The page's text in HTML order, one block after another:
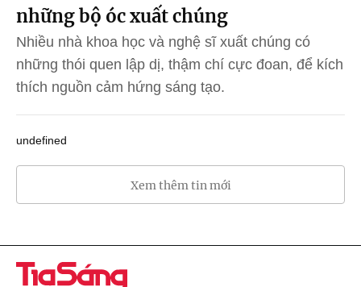
những bộ óc xuất chúng
Nhiều nhà khoa học và nghệ sĩ xuất chúng có
những thói quen lập dị, thậm chí cực đoan, để kích
thích nguồn cảm hứng sáng tạo.
undefined
Xem thêm tin mới